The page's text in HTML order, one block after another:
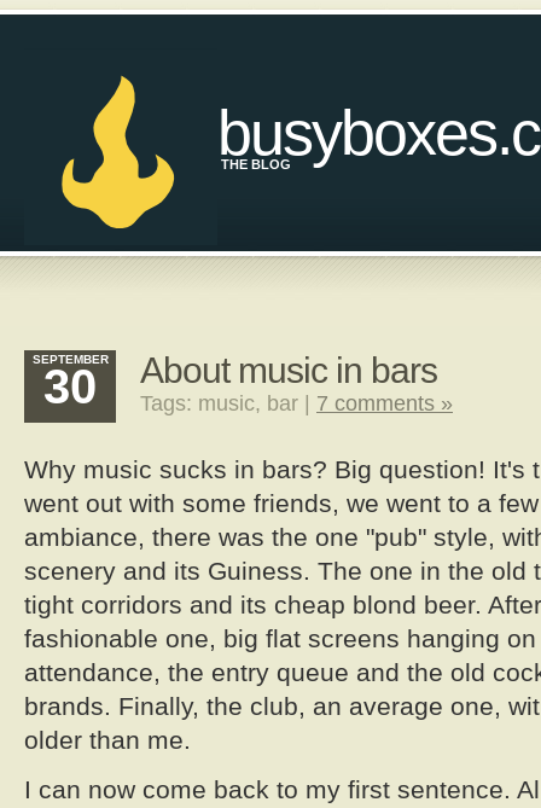
THE BLOG
SEPTEMBER
30 About music in bars
Tags: music, bar | 7 comments »
Why music sucks in bars? Big question! It's
went out with some friends, we went to a
ambiance, there was the one "pub" style,
scenery and its Guiness. The one in the old
tight corridors and its cheap blond beer.
fashionable one, big flat screens hanging
attendance, the entry queue and the old
brands. Finally, the club, an average one,
older than me.
I can now come back to my first sentence.